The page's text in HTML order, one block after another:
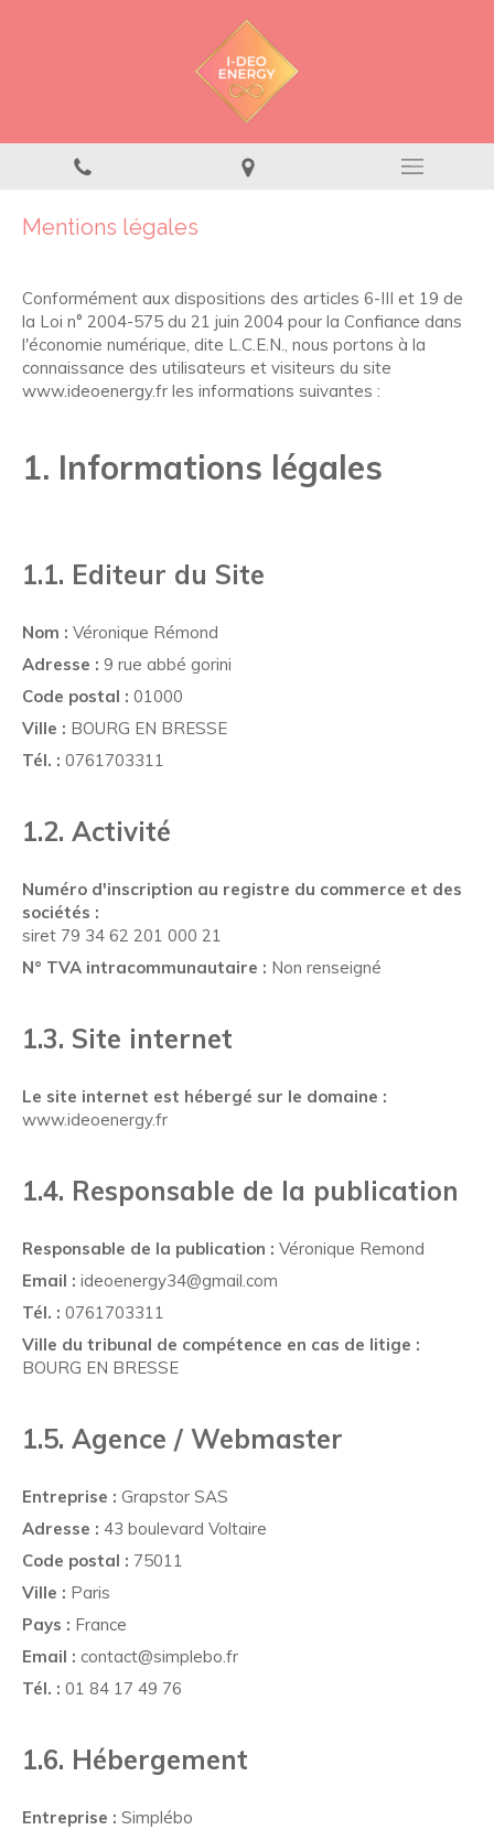
Mentions légales
Conformément aux dispositions des articles 6-III et 19 de
la Loi n° 2004-575 du 21 juin 2004 pour la Confiance dans
l'économie numérique, dite L.C.E.N., nous portons à la
connaissance des utilisateurs et visiteurs du site
www.ideoenergy.fr les informations suivantes :
1. Informations légales
1.1. Editeur du Site
Nom : Véronique Rémond
Adresse : 9 rue abbé gorini
Code postal : 01000
Ville : BOURG EN BRESSE
Tél. : 0761703311
1.2. Activité
Numéro d'inscription au registre du commerce et des
sociétés :
siret 79 34 62 201 000 21
N° TVA intracommunautaire : Non renseigné
1.3. Site internet
Le site internet est hébergé sur le domaine :
www.ideoenergy.fr
1.4. Responsable de la publication
Responsable de la publication : Véronique Remond
Email : ideoenergy34@gmail.com
Tél. : 0761703311
Ville du tribunal de compétence en cas de litige :
BOURG EN BRESSE
1.5. Agence / Webmaster
Entreprise : Grapstor SAS
Adresse : 43 boulevard Voltaire
Code postal : 75011
Ville : Paris
Pays : France
Email : contact@simplebo.fr
Tél. : 01 84 17 49 76
1.6. Hébergement
Entreprise : Simplébo